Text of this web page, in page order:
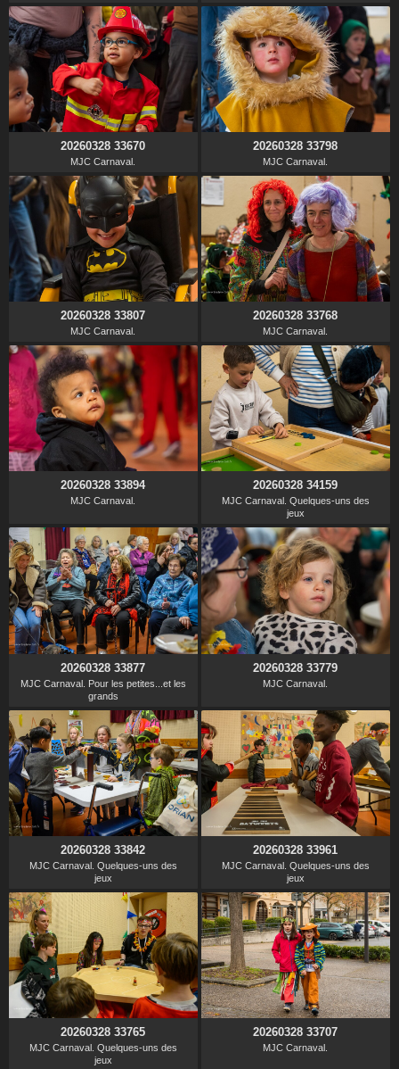
20260328 33670
MJC Carnaval.
20260328 33798
MJC Carnaval.
20260328 33807
MJC Carnaval.
20260328 33768
MJC Carnaval.
20260328 33894
MJC Carnaval.
20260328 34159
MJC Carnaval. Quelques-uns des
jeux
20260328 33877
MJC Carnaval. Pour les petites...et les
grands
20260328 33779
MJC Carnaval.
20260328 33842
MJC Carnaval. Quelques-uns des
jeux
20260328 33961
MJC Carnaval. Quelques-uns des
jeux
20260328 33765
MJC Carnaval. Quelques-uns des
jeux
20260328 33707
MJC Carnaval.